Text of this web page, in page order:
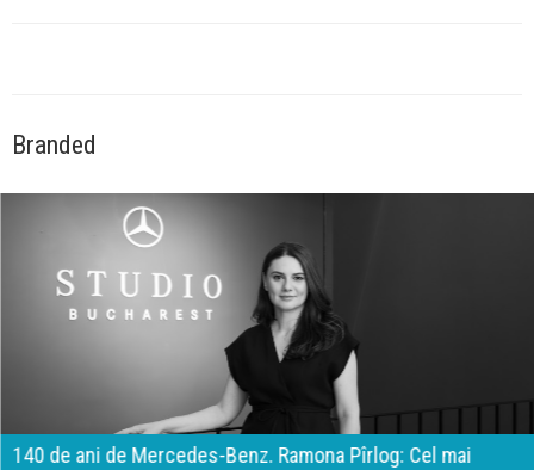
Branded
140 de ani de Mercedes-Benz. Ramona Pîrlog: Cel mai